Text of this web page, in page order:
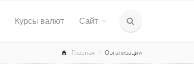
Курсы валют Сайт
Главная Организации